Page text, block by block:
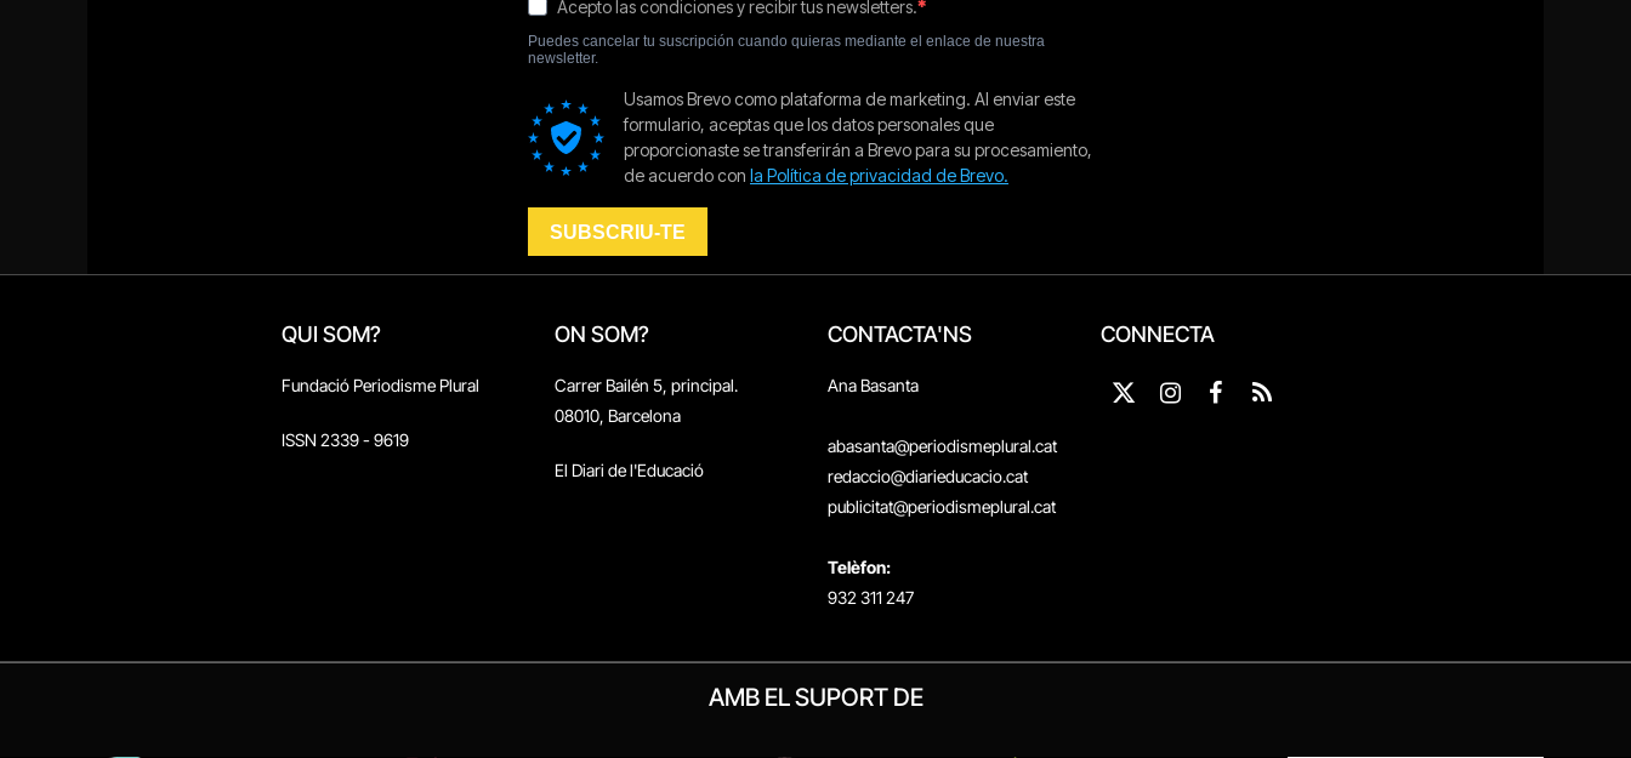
QUI SOM?
Fundació Periodisme Plural
ISSN 2339 - 9619
ON SOM?
Carrer Bailén 5, principal.
08010, Barcelona
El Diari de l'Educació
CONTACTA'NS
Ana Basanta
abasanta@periodismeplural.cat
redaccio@diarieducacio.cat
publicitat@periodismeplural.cat
Telèfon:
932 311 247
CONNECTA
X
Instagram
Facebook
RSS
AMB EL SUPORT DE